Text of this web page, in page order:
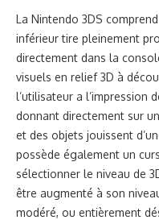
La Nintendo 3DS
inférieur tire pleinement
directement dans la
visuels en relief 3D à
l’utilisateur a l’impression
donnant directement sur
et des objets jouissent
possède également un
sélectionner le niveau de
être augmenté à son
modéré, ou entièrement